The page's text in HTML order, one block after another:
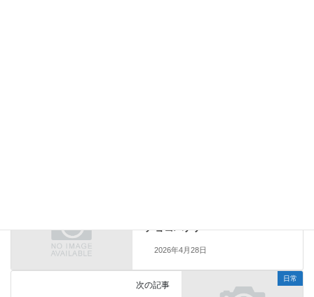
チョコバナナ
2026年4月28日
日常
次の記事